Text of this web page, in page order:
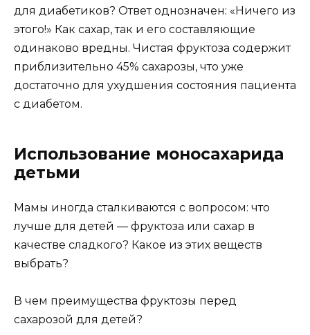
для диабетиков? Ответ однозначен: «Ничего из
этого!» Как сахар, так и его составляющие
одинаково вредны. Чистая фруктоза содержит
приблизительно 45% сахарозы, что уже
достаточно для ухудшения состояния пациента
с диабетом.
Использование моносахарида
детьми
Мамы иногда сталкиваются с вопросом: что
лучше для детей — фруктоза или сахар в
качестве сладкого? Какое из этих веществ
выбрать?
В чем преимущества фруктозы перед
сахарозой для детей?